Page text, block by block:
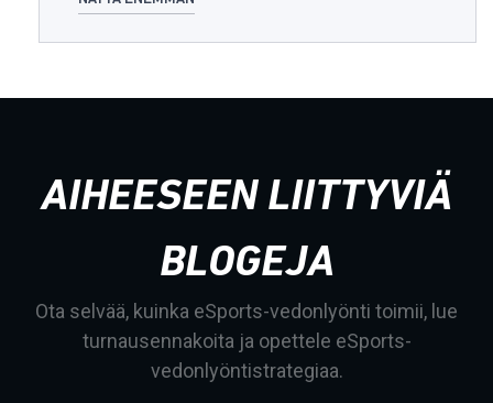
AIHEESEEN LIITTYVIÄ
BLOGEJA
Ota selvää, kuinka eSports-vedonlyönti toimii, lue
turnausennakoita ja opettele eSports-
vedonlyöntistrategiaa.